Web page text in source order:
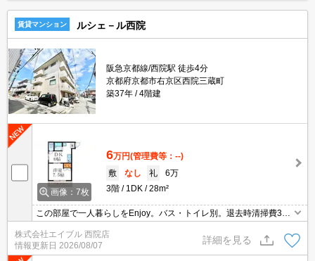
賃貸マンション ルシェ－ル西院
阪急京都線/西院駅 徒歩4分
京都府京都市右京区西院三蔵町
築37年
4階建
画像：7枚
6万円(管理費等：--)
敷
なし 礼
6万
3階
1DK 28m²
この部屋で一人暮らしをEnjoy。バス・トイレ別。退去時清掃費33,
000円。
株式会社エイブル 西院店
情報更新日 2026/08/07
詳細を見る